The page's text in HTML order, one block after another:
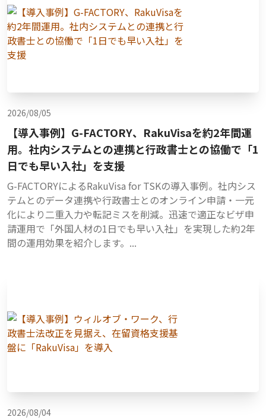
2026/08/05
【導入事例】G-FACTORY、RakuVisaを約2年間運
用。社内システムとの連携と行政書士との協働で「1
日でも早い入社」を支援
G-FACTORYによるRakuVisa for TSKの導入事例。社内シス
テムとのデータ連携や行政書士とのオンライン申請・一元
化により二重入力や転記ミスを削減。迅速で適正なビザ申
請運用で「外国人材の1日でも早い入社」を実現した約2年
間の運用効果を紹介します。...
2026/08/04